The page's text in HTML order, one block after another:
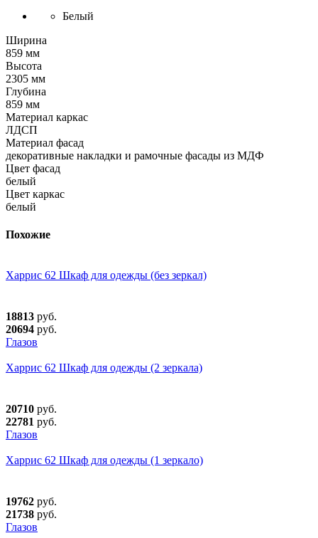
Белый
Ширина
859 мм
Высота
2305 мм
Глубина
859 мм
Материал каркас
ЛДСП
Материал фасад
декоративные накладки и рамочные фасады из МДФ
Цвет фасад
белый
Цвет каркас
белый
Похожие
Харрис 62 Шкаф для одежды (без зеркал)
18813 руб.
20694 руб.
Глазов
Харрис 62 Шкаф для одежды (2 зеркала)
20710 руб.
22781 руб.
Глазов
Харрис 62 Шкаф для одежды (1 зеркало)
19762 руб.
21738 руб.
Глазов